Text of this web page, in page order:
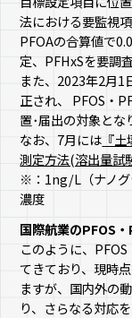
法における要監視
PFOAの合算値で
定、PFHxSを要調
また、2023年2月1
正され、 PFOS・
置･届出の対象とな
なお、7月には 『
測定方法(溶出量試
※：1ng/L（ナノグ
濃度
国際航業のPFOS
このように、
てきており、現時
ますが、国内外の
り、さらなる対応